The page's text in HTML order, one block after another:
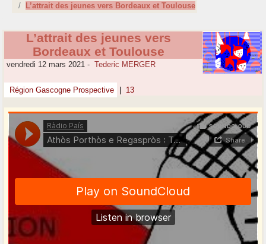
L’attrait des jeunes vers Bordeaux et Toulouse
L’attrait des jeunes vers
Bordeaux et Toulouse
vendredi 12 mars 2021 - Tederic MERGER
Région Gascogne Prospective 13